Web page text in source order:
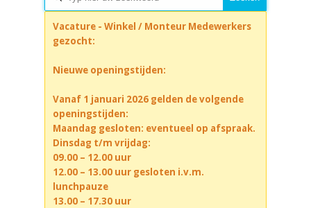
Vacature - Winkel / Monteur Medewerkers
gezocht:
Nieuwe openingstijden:
Vanaf 1 januari 2026 gelden de volgende
openingstijden:
Maandag gesloten: eventueel op afspraak.
Dinsdag t/m vrijdag:
09.00 – 12.00 uur
12.00 – 13.00 uur gesloten i.v.m.
lunchpauze
13.00 – 17.30 uur